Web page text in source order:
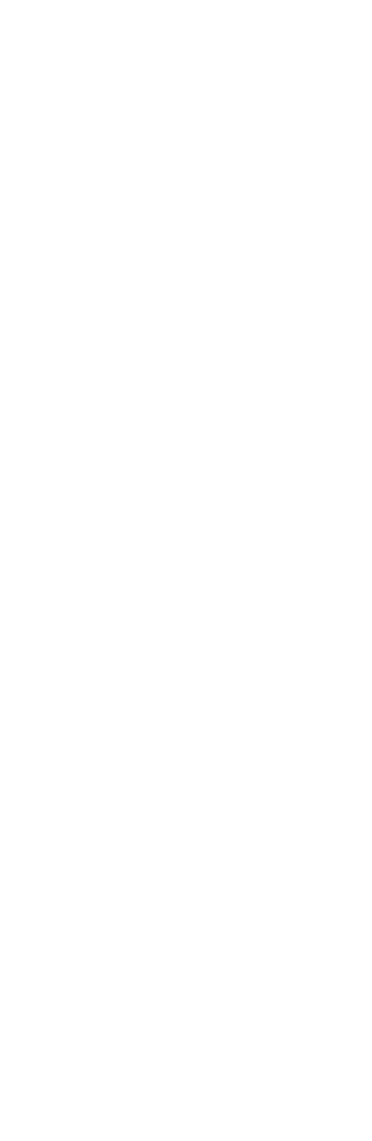
и
моей вины
Марина
и
нашли
Наталью,
качество
за
не бойтесь
ей
Сейф
разницы
отзыв
поможет
всем
с